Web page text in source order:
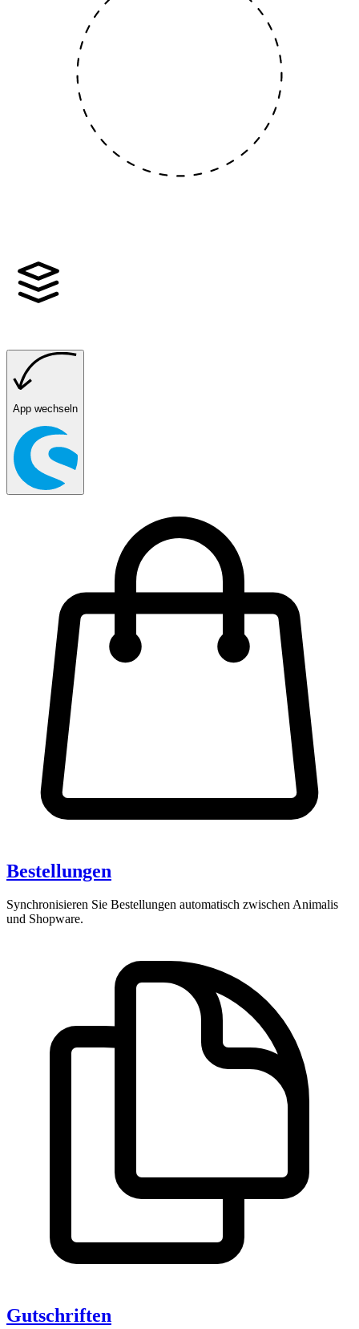
App wechseln
Bestellungen
Synchronisieren Sie Bestellungen automatisch zwischen Animalis
und Shopware.
Gutschriften